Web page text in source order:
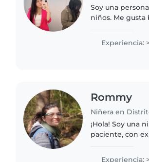
Soy una
niños. Me
Experiencia:
Rommy
Niñera en
¡Hola! Soy una
paciente, con
siento cómoda..
Experiencia: